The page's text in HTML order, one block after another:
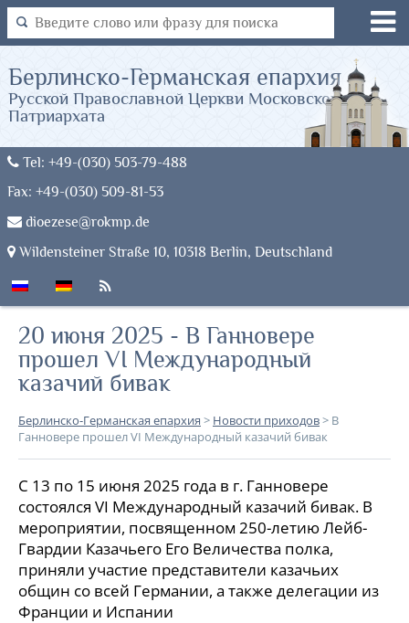
Tel: +49-(030) 503-79-488
Fax: +49-(030) 509-81-53
dioezese@rokmp.de
Wildensteiner Straße 10, 10318 Berlin, Deutschland
Берлинско-Германская епархия
Русской Православной Церкви Московского
Патриархата
20 июня 2025 - В Ганновере
прошел VI Международный
казачий бивак
Берлинско-Германская епархия > Новости приходов> В
Ганновере прошел VI Международный казачий бивак
С 13 по 15 июня 2025 года в г. Ганновере
состоялся VI Международный казачий бивак. В
мероприятии, посвященном 250-летию Лейб-
Гвардии Казачьего Его Величества полка,
приняли участие представители казачьих
общин со всей Германии, а также делегации из
Франции и Испании